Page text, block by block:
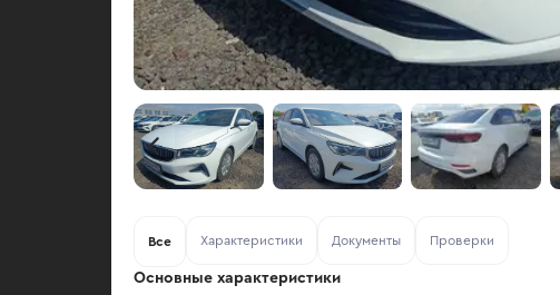
Все Характеристики Документы Проверки
Основные характеристики